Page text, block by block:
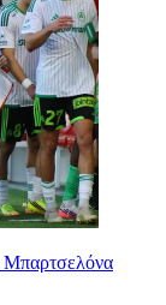
Μπαρτσελόνα